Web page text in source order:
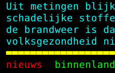
Uit metingen
schadelijke
de brandweer is
nieuws
binnenland